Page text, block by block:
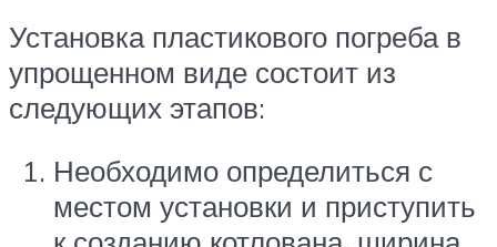
Установка пластикового погреба в
упрощенном виде состоит из
следующих этапов:
Необходимо определиться с
местом установки и приступить